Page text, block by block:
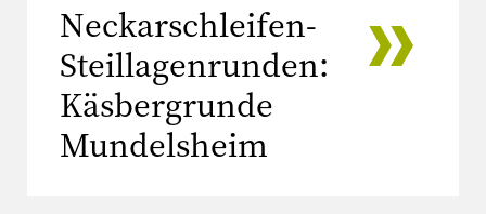
Neckarschleifen-
Steillagenrunden:
Käsbergrunde
Mundelsheim